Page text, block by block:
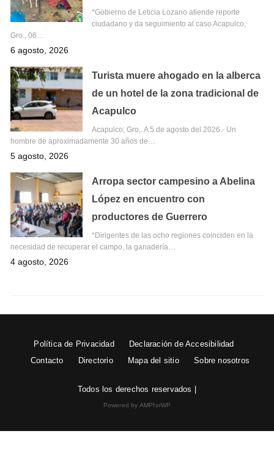
*Gobierno de Leticia Lozano atiende reporte
ciudadano y da seguimiento al caso Acapulco,
Gro., 06…
6 agosto, 2026
Turista muere ahogado en la alberca
de un hotel de la zona tradicional de
Acapulco
Acapulco; Gro,. A 5 de agosto del 2026.- Un
hombre de aproximadamente 30 años de…
5 agosto, 2026
Arropa sector campesino a Abelina
López en encuentro con
productores de Guerrero
*Dirigentes de las ocho regiones coinciden en la
necesidad de recuperar el campo, la ganadería…
4 agosto, 2026
Política de Privacidad
Declaración de Accesibilidad
Contacto
Directorio Mapa del sitio Sobre nosotros
Todos los derechos reservados |
Powered by AMPforWP